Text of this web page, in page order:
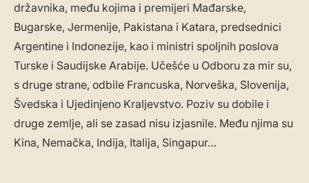
državnika, među kojima i premijeri Mađarske,
Bugarske, Jermenije, Pakistana i Katara, predsednici
Argentine i Indonezije, kao i ministri spoljnih poslova
Turske i Saudijske Arabije. Učešće u Odboru za mir su,
s druge strane, odbile Francuska, Norveška, Slovenija,
Švedska i Ujedinjeno Kraljevstvo. Poziv su dobile i
druge zemlje, ali se zasad nisu izjasnile. Među njima su
Kina, Nemačka, Indija, Italija, Singapur…